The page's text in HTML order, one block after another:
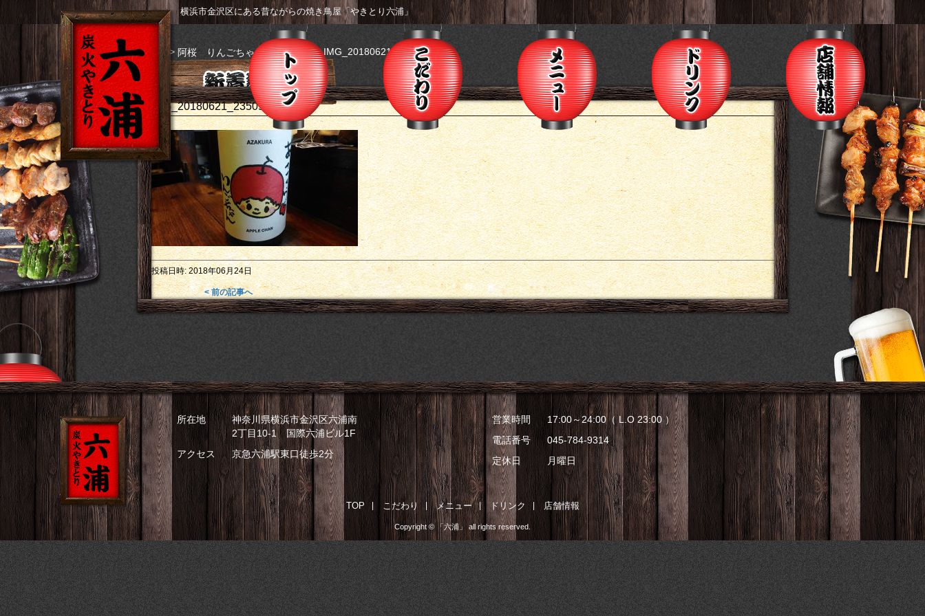
横浜市金沢区にある昔ながらの焼き鳥屋「やきとり六浦」
トップ> 阿桜 りんごちゃん 純米原酒>IMG_20180621_235054
IMG_20180621_235054
投稿日時:2018年06月24日
< 前の記事へ
所在地
神奈川県横浜市金沢区六浦南
2丁目10-1 国際六浦ビル1F
アクセス
京急六浦駅東口徒歩2分
営業時間
17:00～24:00（ L.O 23:00 ）
電話番号
045-784-9314
定休日
月曜日
TOP | こだわり メニュー | ドリンク 店舗情報
Copyright © 「六浦」 all rights reserved.